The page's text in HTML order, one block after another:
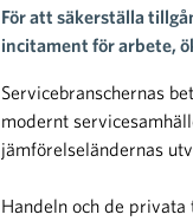
För att säkerställa
incitament för arbete,
Servicebranschernas
modernt
jämförelseländernas
Handeln och de